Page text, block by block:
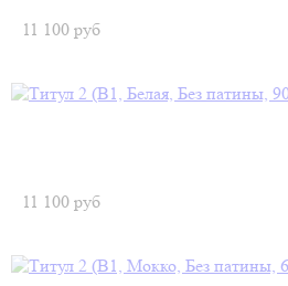
11 100 руб
11 100 руб